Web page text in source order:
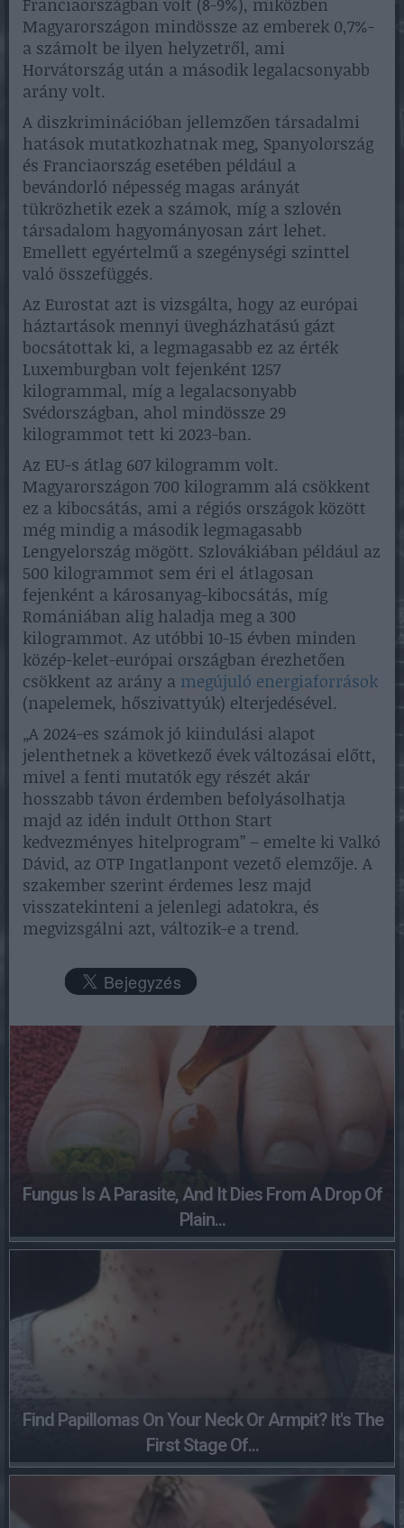
Magyarországon mindössze az emberek 0,7%-
a számolt be ilyen helyzetről, ami
Horvátország után a második legalacsonyabb
arány volt.
A diszkriminációban jellemzően társadalmi
hatások mutatkozhatnak meg, Spanyolország
és Franciaország esetében például a
bevándorló népesség magas arányát
tükrözhetik ezek a számok, míg a szlovén
társadalom hagyományosan zárt lehet.
Emellett egyértelmű a szegénységi szinttel
való összefüggés.
Az Eurostat azt is vizsgálta, hogy az európai
háztartások mennyi üvegházhatású gázt
bocsátottak ki, a legmagasabb ez az érték
Luxemburgban volt fejenként 1257
kilogrammal, míg a legalacsonyabb
Svédországban, ahol mindössze 29
kilogrammot tett ki 2023-ban.
Az EU-s átlag 607 kilogramm volt.
Magyarországon 700 kilogramm alá csökkent
ez a kibocsátás, ami a régiós országok között
még mindig a második legmagasabb
Lengyelország mögött. Szlovákiában például az
500 kilogrammot sem éri el átlagosan
fejenként a károsanyag-kibocsátás, míg
Romániában alig haladja meg a 300
kilogrammot. Az utóbbi 10-15 évben minden
közép-kelet-európai országban érezhetően
csökkent az arány a megújuló energiaforrások
(napelemek, hőszivattyúk) elterjedésével.
„A 2024-es számok jó kiindulási alapot
jelenthetnek a következő évek változásai előtt,
mivel a fenti mutatók egy részét akár
hosszabb távon érdemben befolyásolhatja
majd az idén indult Otthon Start
kedvezményes hitelprogram” – emelte ki Valkó
Dávid, az OTP Ingatlanpont vezető elemzője. A
szakember szerint érdemes lesz majd
visszatekinteni a jelenlegi adatokra, és
megvizsgálni azt, változik-e a trend.
Fungus Is A Parasite, And It Dies From A Drop Of
Plain...
Find Papillomas On Your Neck Or Armpit? It's The
First Stage Of...